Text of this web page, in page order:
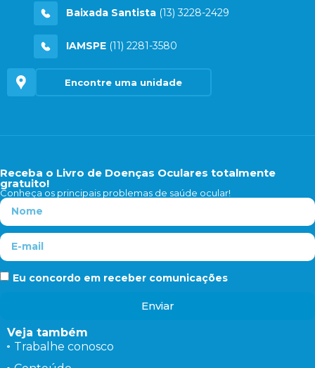
Baixada Santista (13) 3228-2429
IAMSPE (11) 2281-3580
Encontre uma unidade
Receba o Livro de Doenças Oculares totalmente
gratuito!
Conheça os principais problemas de saúde ocular!
Eu concordo em receber comunicações
Enviar
Veja também
Trabalhe conosco